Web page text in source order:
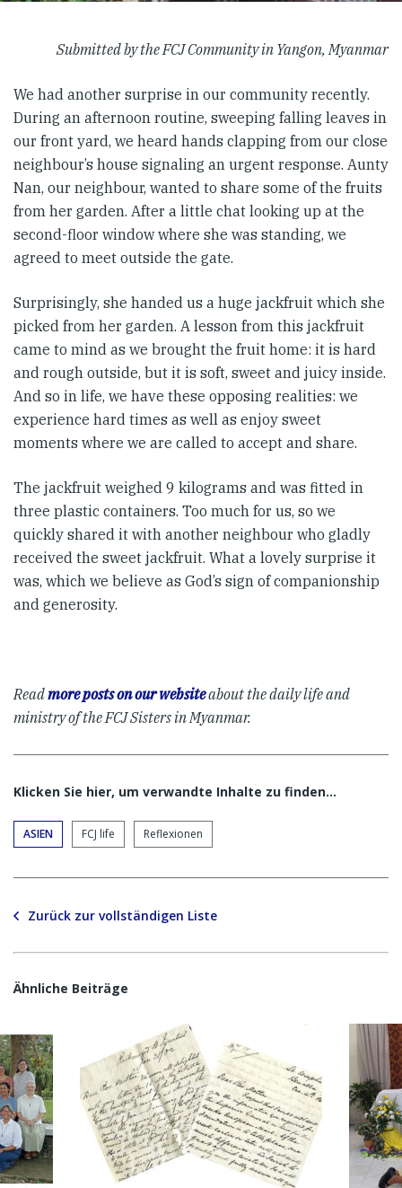
Submitted by the FCJ Community in Yangon, Myanmar
We had another surprise in our community recently.
During an afternoon routine, sweeping falling leaves in
our front yard, we heard hands clapping from our close
neighbour’s house signaling an urgent response. Aunty
Nan, our neighbour, wanted to share some of the fruits
from her garden. After a little chat looking up at the
second-floor window where she was standing, we
agreed to meet outside the gate.
Surprisingly, she handed us a huge jackfruit which she
picked from her garden. A lesson from this jackfruit
came to mind as we brought the fruit home: it is hard
and rough outside, but it is soft, sweet and juicy inside.
And so in life, we have these opposing realities: we
experience hard times as well as enjoy sweet
moments where we are called to accept and share.
The jackfruit weighed 9 kilograms and was fitted in
three plastic containers. Too much for us, so we
quickly shared it with another neighbour who gladly
received the sweet jackfruit. What a lovely surprise it
was, which we believe as God’s sign of companionship
and generosity.
Readmore posts on our websiteabout the daily life and
ministry of the FCJ Sisters in Myanmar.
Klicken Sie hier, um verwandte Inhalte zu finden…
ASIEN FCJ life Reflexionen
Zurück zur vollständigen Liste
Ähnliche Beiträge